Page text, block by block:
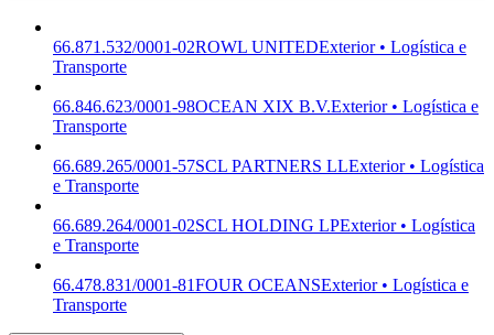
66.871.532/0001-02ROWL UNITEDExterior • Logística e
Transporte
66.846.623/0001-98OCEAN XIX B.V.Exterior • Logística e
Transporte
66.689.265/0001-57SCL PARTNERS LLExterior • Logística
e Transporte
66.689.264/0001-02SCL HOLDING LPExterior • Logística
e Transporte
66.478.831/0001-81FOUR OCEANSExterior • Logística e
Transporte